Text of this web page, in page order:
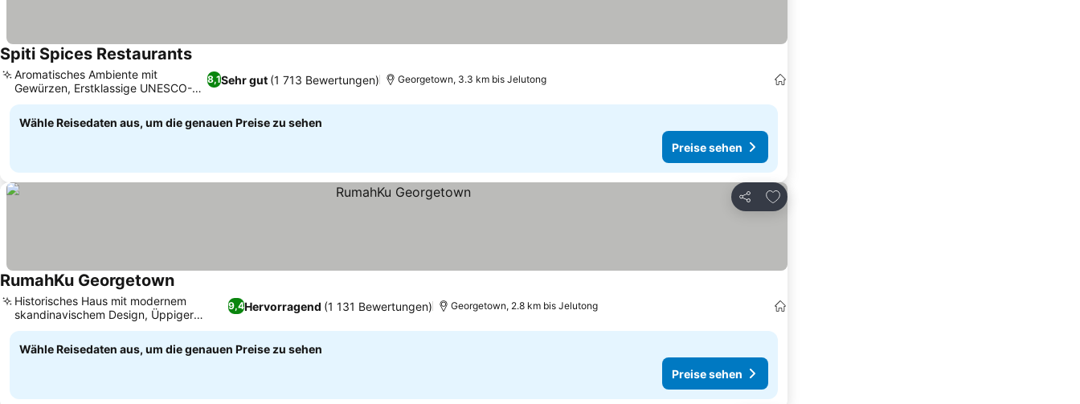
Spiti Spices RestaurantsPreise sehen
8,1Sehr gut (1 713 Bewertungen)
Aromatisches Ambiente mit
Gewürzen, Erstklassige UNESCO-
Welterbestätte
Georgetown, 3.3 km bis Jelutong
Wähle Reisedaten aus, um die genauen Preise zu sehen
Preise sehen
Teilen
Zu Favoriten hinzufügen
RumahKu GeorgetownPreise sehen
9,4Hervorragend (1 131 Bewertungen)
Historisches Haus mit modernem
skandinavischem Design, Üppiger
Garten und Grillmöglichkeiten
Georgetown, 2.8 km bis Jelutong
Wähle Reisedaten aus, um die genauen Preise zu sehen
Preise sehen